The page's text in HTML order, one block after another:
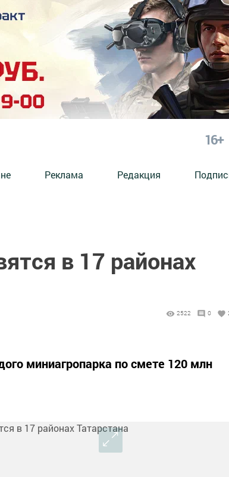
16+
Реклама Редакция
в 17 районах
2522 0
миниагропарка по смете 120 млн